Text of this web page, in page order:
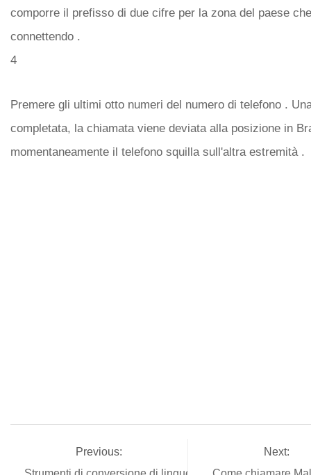
comporre il prefisso di due cifre per la zona del paese
connettendo .
4
Premere gli ultimi otto numeri del numero di telefono .
completata, la chiamata viene deviata alla posizione in
momentaneamente il telefono squilla sull'altra estremità .
Previous:
Next: